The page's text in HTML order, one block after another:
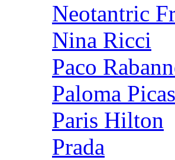
Neotantric
Nina Ricci
Paco
Paloma
Paris Hilton
Prada